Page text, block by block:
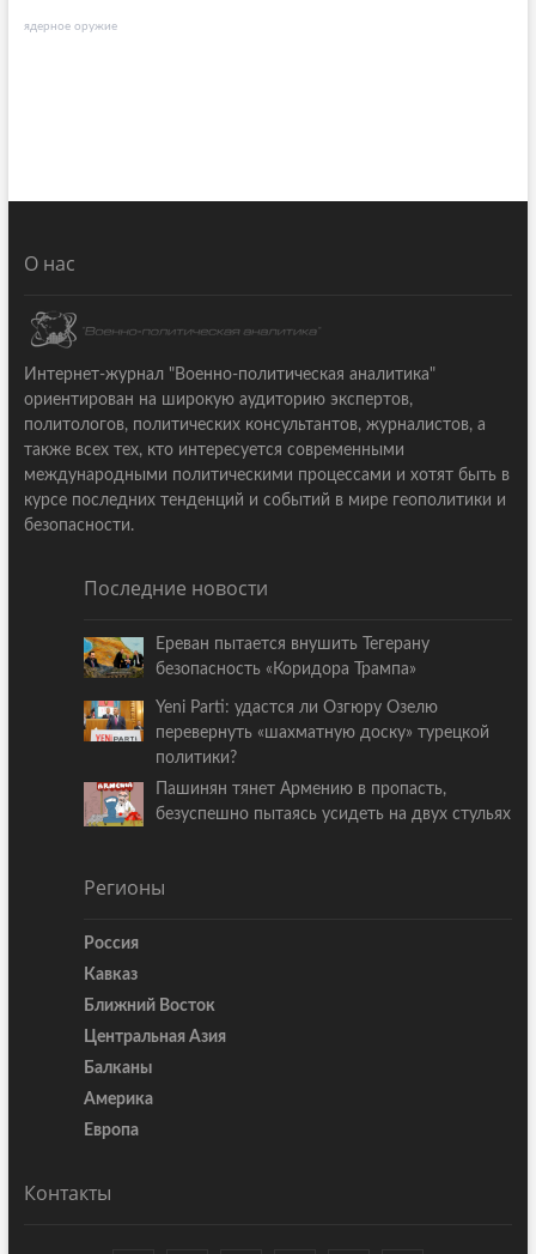
ядерное оружие
О нас
Интернет-журнал "Военно-политическая аналитика"
ориентирован на широкую аудиторию экспертов,
политологов, политических консультантов, журналистов, а
также всех тех, кто интересуется современными
международными политическими процессами и хотят быть в
курсе последних тенденций и событий в мире геополитики и
безопасности.
Последние новости
Ереван пытается внушить Тегерану
безопасность «Коридора Трампа»
Yeni Parti: удастся ли Озгюру Озелю
перевернуть «шахматную доску» турецкой
политики?
Пашинян тянет Армению в пропасть,
безуспешно пытаясь усидеть на двух стульях
Регионы
Россия
Кавказ
Ближний Восток
Центральная Азия
Балканы
Америка
Европа
Контакты